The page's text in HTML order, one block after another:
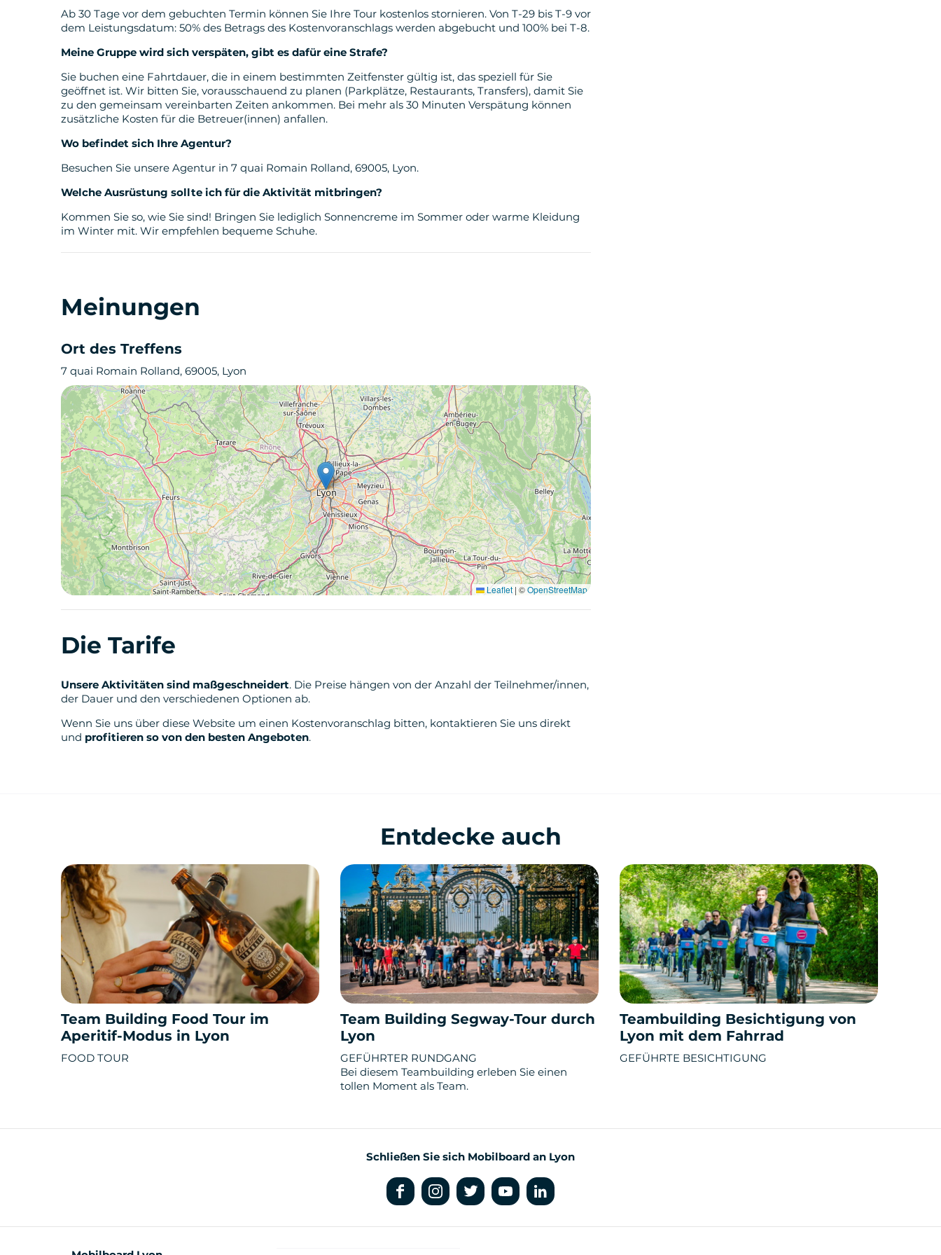
Ab 30 Tage vor dem gebuchten Termin können Sie Ihre Tour kostenlos stornieren. Von T-29 bis T-9 vor
dem Leistungsdatum: 50% des Betrags des Kostenvoranschlags werden abgebucht und 100% bei T-8.
Meine Gruppe wird sich verspäten, gibt es dafür eine Strafe?
Sie buchen eine Fahrtdauer, die in einem bestimmten Zeitfenster gültig ist, das speziell für Sie
geöffnet ist. Wir bitten Sie, vorausschauend zu planen (Parkplätze, Restaurants, Transfers), damit Sie
zu den gemeinsam vereinbarten Zeiten ankommen. Bei mehr als 30 Minuten Verspätung können
zusätzliche Kosten für die Betreuer(innen) anfallen.
Wo befindet sich Ihre Agentur?
Besuchen Sie unsere Agentur in 7 quai Romain Rolland, 69005, Lyon.
Welche Ausrüstung sollte ich für die Aktivität mitbringen?
Kommen Sie so, wie Sie sind! Bringen Sie lediglich Sonnencreme im Sommer oder warme Kleidung
im Winter mit. Wir empfehlen bequeme Schuhe.
Meinungen
Ort des Treffens
7 quai Romain Rolland, 69005, Lyon
Leaflet | ©OpenStreetMap
Die Tarife
Unsere Aktivitäten sind maßgeschneidert. Die Preise hängen von der Anzahl der Teilnehmer/innen,
der Dauer und den verschiedenen Optionen ab.
Wenn Sie uns über diese Website um einen Kostenvoranschlag bitten, kontaktieren Sie uns direkt
und profitieren so von den besten Angeboten.
Entdecke auch
Team Building Food Tour im
Aperitif-Modus in Lyon
FOOD TOUR
Team Building Segway-Tour durch
Lyon
GEFÜHRTER RUNDGANG
Bei diesem Teambuilding erleben Sie einen
tollen Moment als Team.
Teambuilding Besichtigung von
Lyon mit dem Fahrrad
GEFÜHRTE BESICHTIGUNG
Schließen Sie sich Mobilboard an Lyon